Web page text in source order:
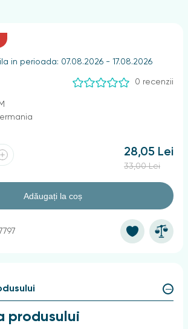
in perioada: 07.08.2026 - 17.08.2026
0 recenzii
28,05 Lei
33,00 Lei
Adăugați la coș
produsului